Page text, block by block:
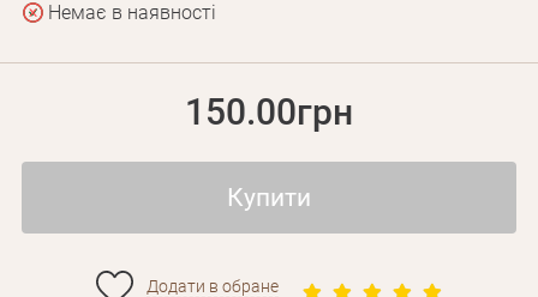
Немає в наявності
150.00грн
Купити
Додати в обране